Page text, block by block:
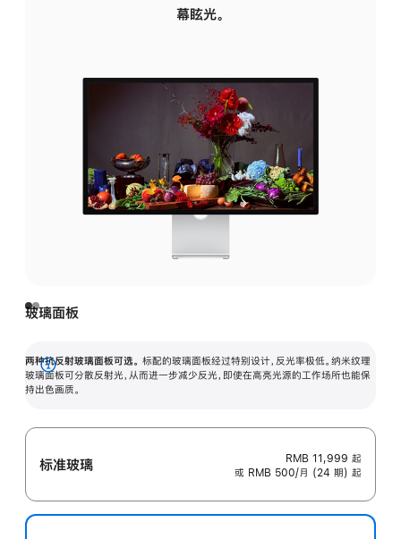
幕眩光。
玻璃面板
两种抗反射玻璃面板可选。 标配的玻璃面板经过特别设计，反光率极低。纳米纹理
玻璃面板可分散反射光，从而进一步减少反光，即使在高亮光源的工作场所也能保
持出色画质。
展
开
标准玻璃 RMB 11,999 起
或 RMB 500/月 (24 期) 起